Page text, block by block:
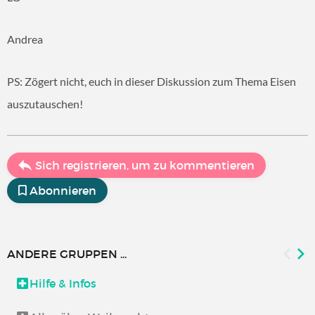
Andrea
PS: Zögert nicht, euch in dieser Diskussion zum Thema Eisen
auszutauschen!
Sich registrieren, um zu kommentieren
Abonnieren
ANDERE GRUPPEN ...
Hilfe & Infos